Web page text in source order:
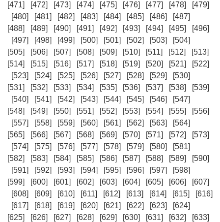
[471]
[472] [473] [474] [475] [476] [477] [478]
[479]
[480]
[481] [482] [483] [484] [485] [486]
[487]
[488]
[489] [490] [491] [492] [493] [494] [495]
[496]
[497]
[498] [499] [500] [501] [502] [503]
[504]
[505]
[506] [507] [508] [509] [510] [511] [512]
[513]
[514]
[515] [516] [517] [518] [519] [520] [521]
[522]
[523]
[524] [525] [526] [527] [528] [529]
[530]
[531]
[532] [533] [534] [535] [536] [537] [538]
[539]
[540]
[541] [542] [543] [544] [545] [546]
[547]
[548]
[549] [550] [551] [552] [553] [554] [555]
[556]
[557]
[558] [559] [560] [561] [562] [563]
[564]
[565]
[566] [567] [568] [569] [570] [571] [572]
[573]
[574]
[575] [576] [577] [578] [579] [580]
[581]
[582]
[583] [584] [585] [586] [587] [588] [589]
[590]
[591]
[592] [593] [594] [595] [596] [597]
[598]
[599]
[600] [601] [602] [603] [604] [605] [606]
[607]
[608]
[609] [610] [611] [612] [613] [614] [615]
[616]
[617]
[618] [619] [620] [621] [622] [623]
[624]
[625]
[626] [627] [628] [629] [630] [631] [632]
[633]